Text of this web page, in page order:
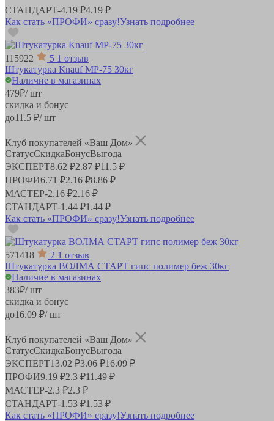
СТАНДАРТ-4.19 ₽4.19 ₽
Как стать «ПРОФИ» сразу!Узнать подробнее
115922 5 1 отзыв
Штукатурка Кnauf МР-75 30кг
Наличие в магазинах
479₽/ шт
скидка и бонус
до11.5 ₽/ шт
Клуб покупателей «Ваш Дом»
СтатусСкидкаБонусВыгода
ЭКСПЕРТ8.62 ₽2.87 ₽11.5 ₽
ПРОФИ6.71 ₽2.16 ₽8.86 ₽
МАСТЕР-2.16 ₽2.16 ₽
СТАНДАРТ-1.44 ₽1.44 ₽
Как стать «ПРОФИ» сразу!Узнать подробнее
571418 2 1 отзыв
Штукатурка ВОЛМА СТАРТ гипс полимер беж 30кг
Наличие в магазинах
383₽/ шт
скидка и бонус
до16.09 ₽/ шт
Клуб покупателей «Ваш Дом»
СтатусСкидкаБонусВыгода
ЭКСПЕРТ13.02 ₽3.06 ₽16.09 ₽
ПРОФИ9.19 ₽2.3 ₽11.49 ₽
МАСТЕР-2.3 ₽2.3 ₽
СТАНДАРТ-1.53 ₽1.53 ₽
Как стать «ПРОФИ» сразу!Узнать подробнее